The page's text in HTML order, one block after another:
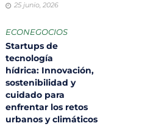
25 junio, 2026
ECONEGOCIOS
Startups de
tecnología
hídrica: Innovación,
sostenibilidad y
cuidado para
enfrentar los retos
urbanos y climáticos